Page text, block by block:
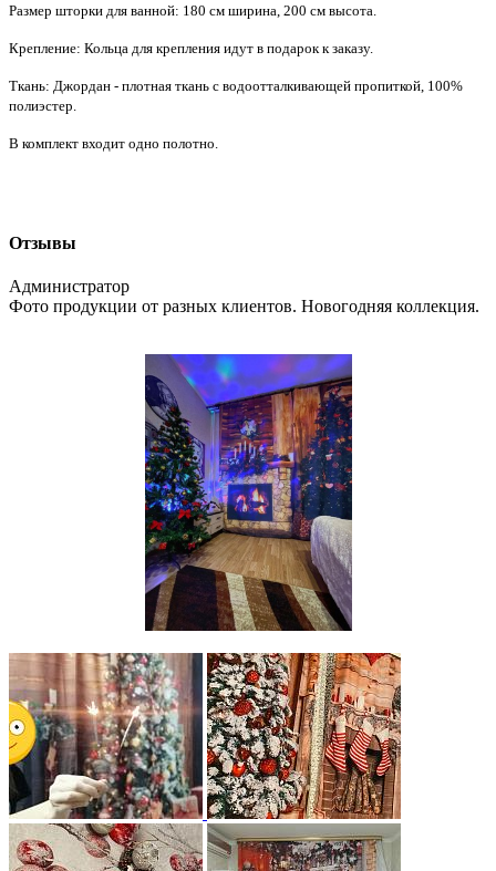
Размер шторки для ванной: 180 см ширина, 200 см высота.
Крепление: Кольца для крепления идут в подарок к заказу.
Ткань: Джордан - плотная ткань с водоотталкивающей пропиткой, 100%
полиэстер.
В комплект входит одно полотно.
Отзывы
Администратор
Фото продукции от разных клиентов. Новогодняя коллекция.